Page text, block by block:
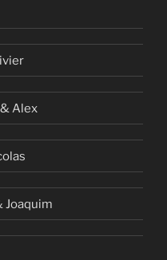
Alex
Joaquim